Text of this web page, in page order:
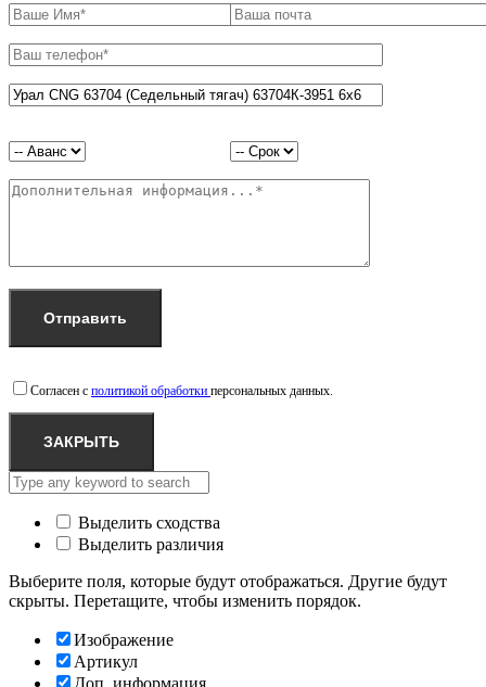
Согласен с политикой обработки персональных данных.
ЗАКРЫТЬ
Выделить сходства
Выделить различия
Выберите поля, которые будут отображаться. Другие будут
скрыты. Перетащите, чтобы изменить порядок.
Изображение
Артикул